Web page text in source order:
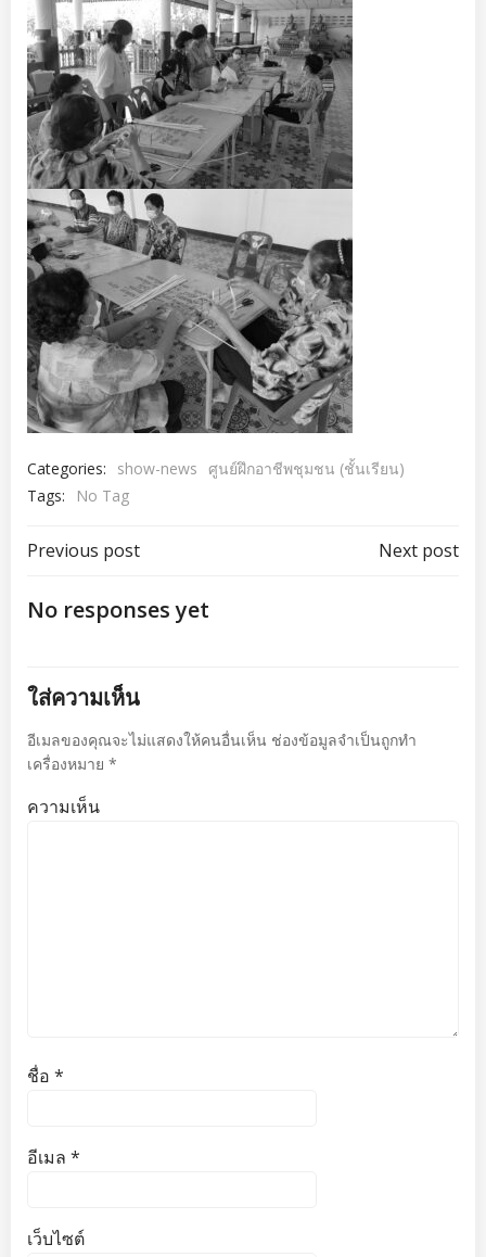
Categories: show-news ศูนย์ฝึกอาชีพชุมชน (ชั้นเรียน)
Tags:
No Tag
เมนู
นำทาง
Previous post Next post
No responses yet
ใส่ความเห็น
อีเมลของคุณจะไม่แสดงให้คนอื่นเห็น ช่องข้อมูลจำเป็นถูกทำ
เครื่องหมาย *
ความเห็น
ชื่อ *
อีเมล *
เว็บไซต์